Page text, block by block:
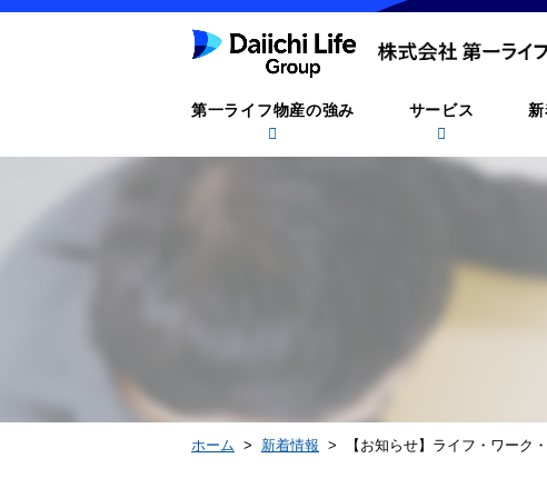
第一ライフ物産の強み サービス
ホーム > 新着情報 > 【お知らせ】ライフ・ワーク